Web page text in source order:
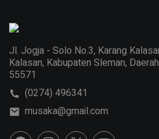
Jl. Jogja - Solo No.3, Karang
Kalasan, Kabupaten Sleman,
55571
(0274) 496341
musaka@gmail.com